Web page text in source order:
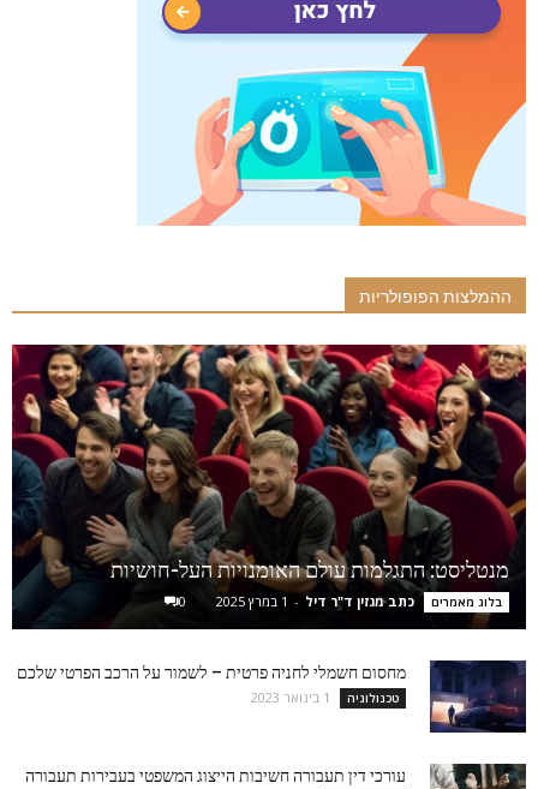
ההמלצות הפופולריות
מנטליסט: התגלמות עולם האומנויות העל-חושיות
בלוג מאמרים כתב מגזין ד"ר דיל - 1 במרץ 2025 0
מחסום חשמלי לחניה פרטית – לשמור על הרכב הפרטי שלכם
טכנולוגיה 1 בינואר 2023
עורכי דין תעבורה חשיבות הייצוג המשפטי בעבירות תעבורה